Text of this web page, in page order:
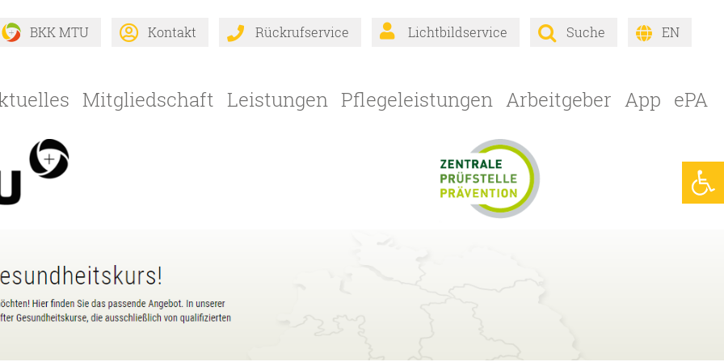
BKK MTU Kontakt Rückrufservice Lichtbildservice Suche EN
Inhalt
springen
Mitgliedschaft Leistungen Pflegeleistungen Arbeitgeber App ePA